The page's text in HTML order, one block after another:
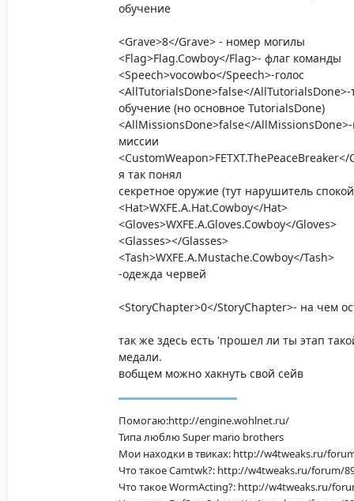
обучение
<Grave>8</Grave> - номер могилы
<Flag>Flag.Cowboy</Flag>- флаг команды
<Speech>vocowbo</Speech>-голос
<AllTutorialsDone>false</
обучение (но основное TutorialsDone)
<AllMissionsDone>false</
миссии
я так понял
секретное оружие (тут нарушитель
<Hat>WXFE.A.Hat.Cowboy</Hat>
<Gloves>WXFE.A.Gloves.Cowboy</Gloves>
<Glasses></Glasses>
<Tash>WXFE.A.Mustache.Cowboy</Tash>
-одежда червей
<StoryChapter>0</StoryChapter>- на чем
так же здесь есть 'прошел ли ты этап
медали.
вобщем можно хакнуть свой сейв
Помогаю:http://engine.wohlnet.ru/
Типа люблю Super mario brothers
Мои находки в твиках: http://w4tweaks.ru/
Что такое Camtwk?: http://w4tweaks.ru/forum/
Что такое WormActing?: http://w4tweaks.ru/